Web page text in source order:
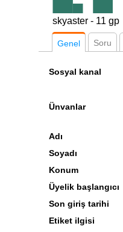
skyaster - 11 gp
Genel Soru
Sosyal kanal
Ünvanlar
Adı
Soyadı
Konum
Üyelik başlangıcı
Son giriş tarihi
Etiket ilgisi